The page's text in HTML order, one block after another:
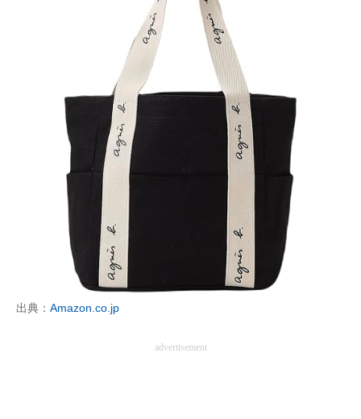
出典： Amazon.co.jp
advertisement